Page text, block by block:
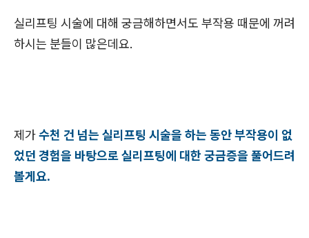
실리프팅 시술에 대해 궁금해하면서도 부작용 때문에 꺼려
하시는 분들이 많은데요.
제가수천 건 넘는 실리프팅 시술을 하는 동안 부작용이 없
었던 경험을 바탕으로 실리프팅에 대한 궁금증을 풀어드려
볼게요.